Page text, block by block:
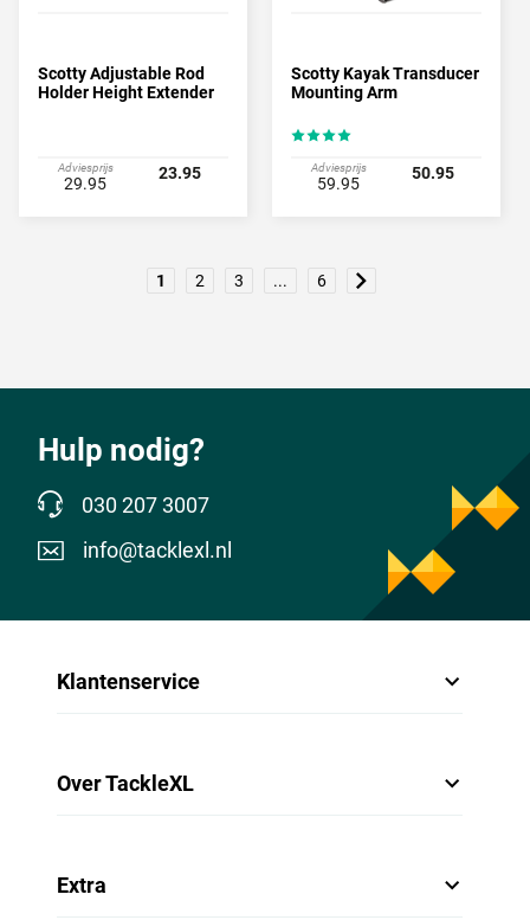
Scotty Adjustable Rod
Holder Height Extender
Adviesprijs
29.95
23.95
Scotty Kayak Transducer
Mounting Arm
Adviesprijs
59.95
50.95
1 2 3 ... 6
Hulp nodig?
030 207 3007
info@tacklexl.nl
Klantenservice
Over TackleXL
Extra